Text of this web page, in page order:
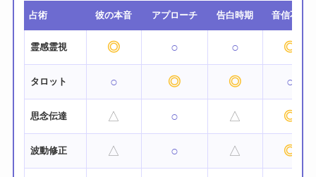
占術 彼の本音 アプローチ 告白時期 音信不通
霊感霊視 ◎ ○ ○ ◎
タロット ○ ◎ ◎ ○
思念伝達 △ ○ △ ◎
波動修正 △ ○ △ ◎